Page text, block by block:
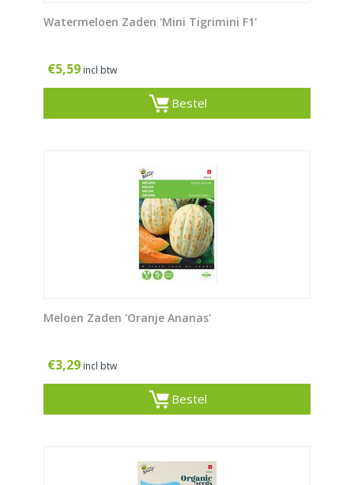
Watermeloen Zaden 'Mini Tigrimini F1'
€5,59 incl btw
Bestel
Meloen Zaden 'Oranje Ananas'
€3,29 incl btw
Bestel